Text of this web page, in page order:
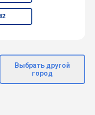
Выбрать другой
город